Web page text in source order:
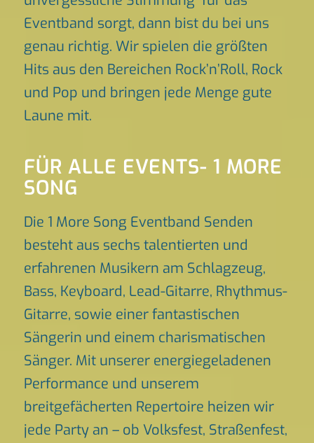
Eventband sorgt, dann bist du bei uns
genau richtig. Wir spielen die größten
Hits aus den Bereichen Rock’n’Roll, Rock
und Pop und bringen jede Menge gute
Laune mit.
FÜR ALLE EVENTS- 1 MORE
SONG
Die 1 More Song Eventband Senden
besteht aus sechs talentierten und
erfahrenen Musikern am Schlagzeug,
Bass, Keyboard, Lead-Gitarre, Rhythmus-
Gitarre, sowie einer fantastischen
Sängerin und einem charismatischen
Sänger. Mit unserer energiegeladenen
Performance und unserem
breitgefächerten Repertoire heizen wir
jede Party an – ob Volksfest, Straßenfest,